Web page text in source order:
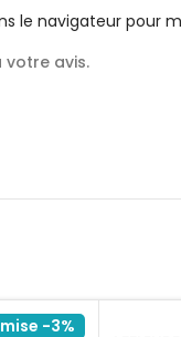
le navigateur pour
avis.
-3%